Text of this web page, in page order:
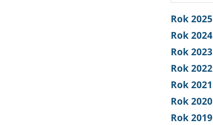
Rok 2025
Rok 2024
Rok 2023
Rok 2022
Rok 2021
Rok 2020
Rok 2019